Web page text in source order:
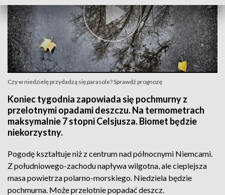
Czy w niedzielę przydadzą się parasole? Sprawdź prognozę
Koniec tygodnia zapowiada się pochmurny z
przelotnymi opadami deszczu. Na termometrach
maksymalnie 7 stopni Celsjusza. Biomet będzie
niekorzystny.
Pogodę kształtuje niż z centrum nad północnymi Niemcami.
Z południowego-zachodu napływa wilgotna, ale cieplejsza
masa powietrza polarno-morskiego. Niedziela będzie
pochmurna. Może przelotnie popadać deszcz.